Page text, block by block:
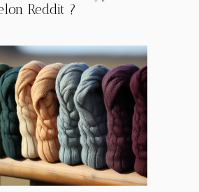
Reddit ?